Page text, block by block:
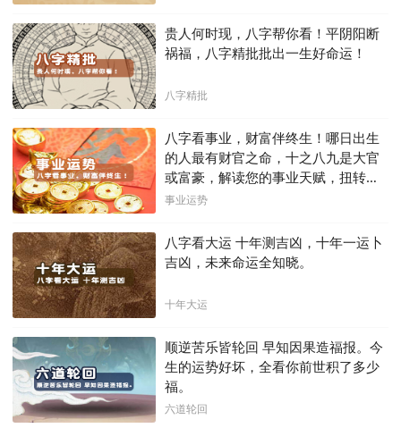
贵人何时现，八字帮你看！平阴阳断
祸福，八字精批批出一生好命运！
八字精批
八字看事业，财富伴终生！哪日出生
的人最有财官之命，十之八九是大官
或富豪，解读您的事业天赋，扭转当
下不利困局！！
事业运势
八字看大运 十年测吉凶，十年一运卜
吉凶，未来命运全知晓。
十年大运
顺逆苦乐皆轮回 早知因果造福报。今
生的运势好坏，全看你前世积了多少
福。
六道轮回